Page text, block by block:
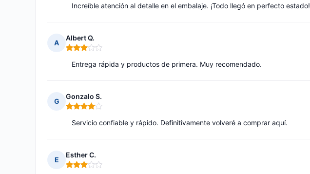
Increíble atención al detalle en el embalaje. ¡Todo llegó en perfecto estado!
A
Albert Q.
Nota: 3 de 5
Entrega rápida y productos de primera. Muy recomendado.
G
Gonzalo S.
Nota: 4 de 5
Servicio confiable y rápido. Definitivamente volveré a comprar aquí.
E
Esther C.
Nota: 3 de 5